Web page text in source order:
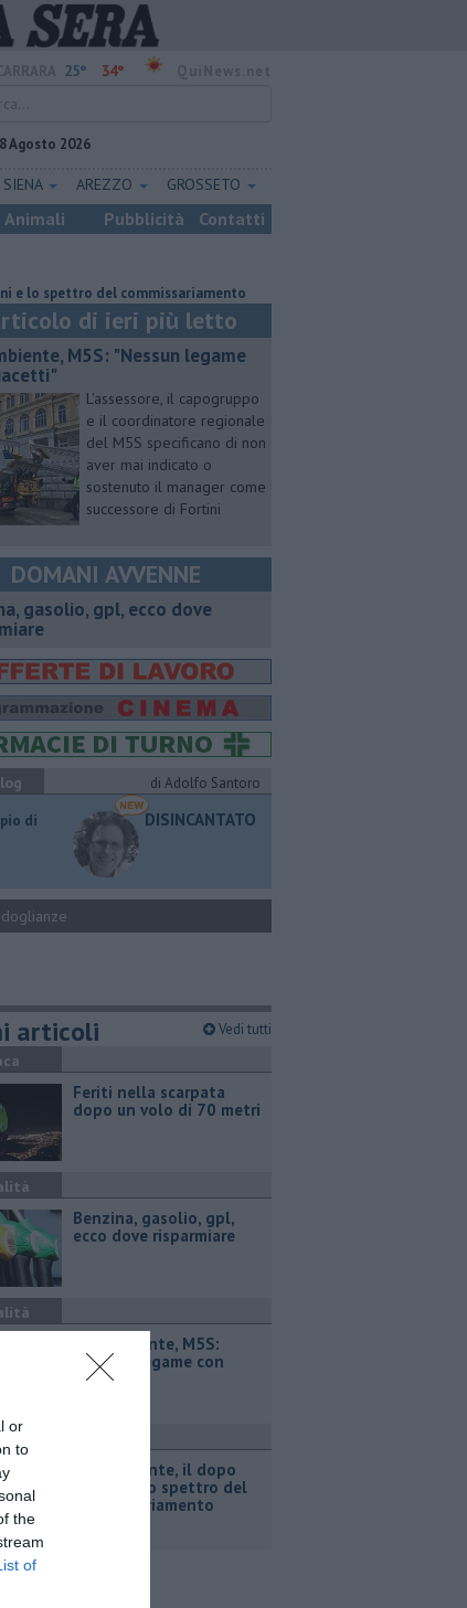
or
to
the
of
25° 34°
Agosto 2026
SIENA AREZZO GROSSETO
Animali Pubblicità Contatti
del commissariamento Feriti nella scarpata dopo un volo
di ieri più letto
M5S: "Nessun legame
L'assessore, il capogruppo
e il coordinatore regionale
del M5S specificano di non
aver mai indicato o
sostenuto il manager come
successore di Fortini
DOMANI AVVENNE
gasolio, gpl, ecco dove
di Adolfo Santoro
di
DISINCANTATO
articoli Vedi tutti
Feriti nella scarpata
dopo un volo di 70 metri
​Benzina, gasolio, gpl,
ecco dove risparmiare
Retiambiente, M5S:
"Nessun legame con
Giacetti"
Retiambiente, il dopo
Fortini e lo spettro del
commissariamento